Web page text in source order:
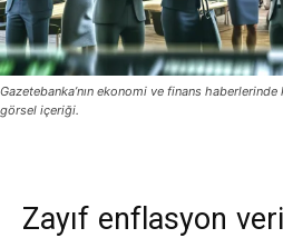
Gazetebanka’nın ekonomi ve finans
görsel içeriği.
Zayıf enflasyon